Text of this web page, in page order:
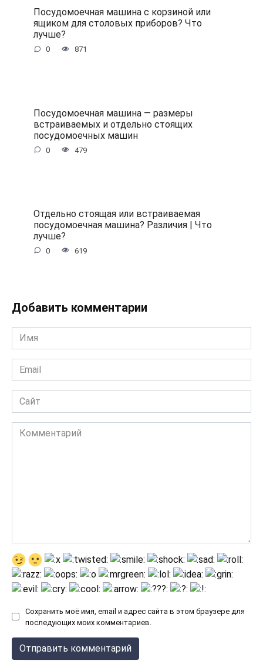
Посудомоечная машина с корзиной или
ящиком для столовых приборов? Что
лучше?
0 871
Посудомоечная машина — размеры
встраиваемых и отдельно стоящих
посудомоечных машин
0 479
Отдельно стоящая или встраиваемая
посудомоечная машина? Различия | Что
лучше?
0 619
Добавить комментарии
Имя
*
Email
*
Сайт
Комментарий
Сохранить моё имя, email и адрес сайта в этом браузере для
последующих моих комментариев.